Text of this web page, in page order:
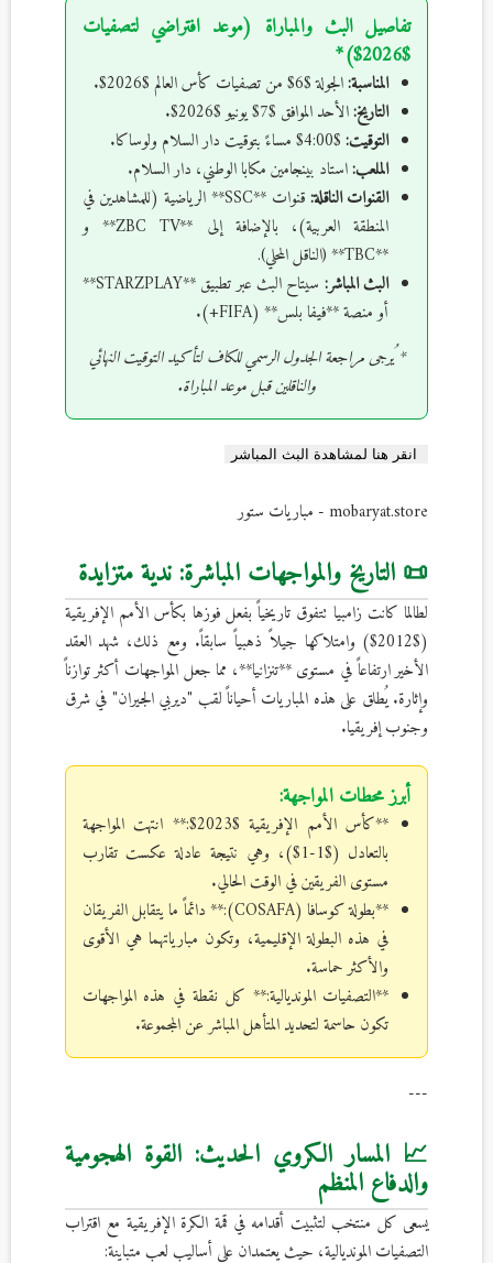
تفاصيل البث والمباراة (موعد افتراضي لتصفيات
$2026$)*
المناسبة:الجولة $6$ من تصفيات كأس العالم $2026$.
التاريخ:الأحد الموافق $7$ يونيو $2026$.
التوقيت:$4:00$ مساءً بتوقيت دار السلام ولوساكا.
الملعب:استاد بينجامين مكابا الوطني، دار السلام.
القنوات الناقلة:
قنوات **SSC** الرياضية (للمشاهدين في
المنطقة العربية)، بالإضافة إلى **ZBC TV** و
**TBC** (الناقل المحلي).
البث المباشر:
سيتاح البث عبر تطبيق **STARZPLAY**
أو منصة **فيفا بلس** (FIFA+).
* يُرجى مراجعة الجدول الرسمي للكاف لتأكيد التوقيت النهائي
والناقلين قبل موعد المباراة.
انقر هنا لمشاهدة البث المباشر
mobaryat.store - مباريات ستور
📜 التاريخ والمواجهات المباشرة: ندية متزايدة
لطالما كانت زامبيا تتفوق تاريخياً بفعل فوزها بكأس الأمم الإفريقية
($2012$) وامتلاكها جيلاً ذهبياً سابقاً. ومع ذلك، شهد العقد
الأخير ارتفاعاً في مستوى **تنزانيا**، مما جعل المواجهات أكثر توازناً
وإثارة. يُطلق على هذه المباريات أحياناً لقب "ديربي الجيران" في شرق
وجنوب إفريقيا.
أبرز محطات المواجهة:
**كأس الأمم الإفريقية $2023$:** انتهت المواجهة
بالتعادل ($1-1$)، وهي نتيجة عادلة عكست تقارب
مستوى الفريقين في الوقت الحالي.
**بطولة كوسافا (COSAFA):** دائماً ما يتقابل الفريقان
في هذه البطولة الإقليمية، وتكون مبارياتهما هي الأقوى
والأكثر حماسة.
**التصفيات المونديالية:** كل نقطة في هذه المواجهات
تكون حاسمة لتحديد المتأهل المباشر عن المجموعة.
---
📈 المسار الكروي الحديث: القوة الهجومية
والدفاع المنظم
يسعى كل منتخب لتثبيت أقدامه في قمة الكرة الإفريقية مع اقتراب
التصفيات المونديالية، حيث يعتمدان على أساليب لعب متباينة: